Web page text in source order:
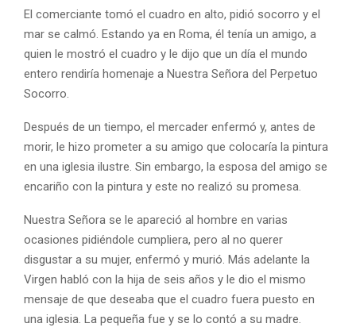
El comerciante tomó el cuadro en alto, pidió socorro y el
mar se calmó. Estando ya en Roma, él tenía un amigo, a
quien le mostró el cuadro y le dijo que un día el mundo
entero rendiría homenaje a Nuestra Señora del Perpetuo
Socorro.
Después de un tiempo, el mercader enfermó y, antes de
morir, le hizo prometer a su amigo que colocaría la pintura
en una iglesia ilustre. Sin embargo, la esposa del amigo se
encariño con la pintura y este no realizó su promesa.
Nuestra Señora se le apareció al hombre en varias
ocasiones pidiéndole cumpliera, pero al no querer
disgustar a su mujer, enfermó y murió. Más adelante la
Virgen habló con la hija de seis años y le dio el mismo
mensaje de que deseaba que el cuadro fuera puesto en
una iglesia. La pequeña fue y se lo contó a su madre.